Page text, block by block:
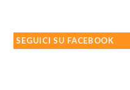
SEGUICI SU FACEBOOK